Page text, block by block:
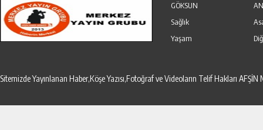
GÖKSUN
Sağlık
Yaşam
Sitemizde Yayınlanan Haber,Köşe Yazısı,Fotoğraf ve Videoların Telif Hakları